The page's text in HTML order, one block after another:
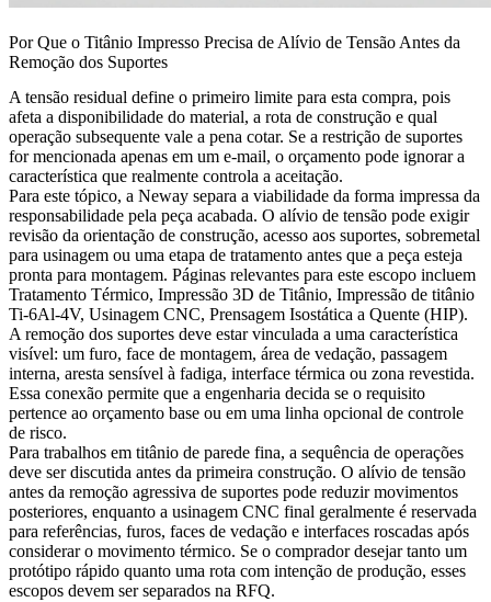
Por Que o Titânio Impresso Precisa de Alívio de Tensão Antes da
Remoção dos Suportes
A tensão residual define o primeiro limite para esta compra, pois
afeta a disponibilidade do material, a rota de construção e qual
operação subsequente vale a pena cotar. Se a restrição de suportes
for mencionada apenas em um e-mail, o orçamento pode ignorar a
característica que realmente controla a aceitação.
Para este tópico, a Neway separa a viabilidade da forma impressa da
responsabilidade pela peça acabada. O alívio de tensão pode exigir
revisão da orientação de construção, acesso aos suportes, sobremetal
para usinagem ou uma etapa de tratamento antes que a peça esteja
pronta para montagem. Páginas relevantes para este escopo incluem
Tratamento Térmico, Impressão 3D de Titânio, Impressão de titânio
Ti-6Al-4V, Usinagem CNC, Prensagem Isostática a Quente (HIP).
A remoção dos suportes deve estar vinculada a uma característica
visível: um furo, face de montagem, área de vedação, passagem
interna, aresta sensível à fadiga, interface térmica ou zona revestida.
Essa conexão permite que a engenharia decida se o requisito
pertence ao orçamento base ou em uma linha opcional de controle
de risco.
Para trabalhos em titânio de parede fina, a sequência de operações
deve ser discutida antes da primeira construção. O alívio de tensão
antes da remoção agressiva de suportes pode reduzir movimentos
posteriores, enquanto a usinagem CNC final geralmente é reservada
para referências, furos, faces de vedação e interfaces roscadas após
considerar o movimento térmico. Se o comprador desejar tanto um
protótipo rápido quanto uma rota com intenção de produção, esses
escopos devem ser separados na RFQ.